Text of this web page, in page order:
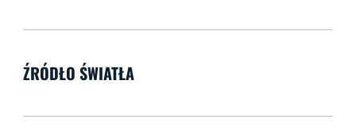
ŹRÓDŁO ŚWIATŁA